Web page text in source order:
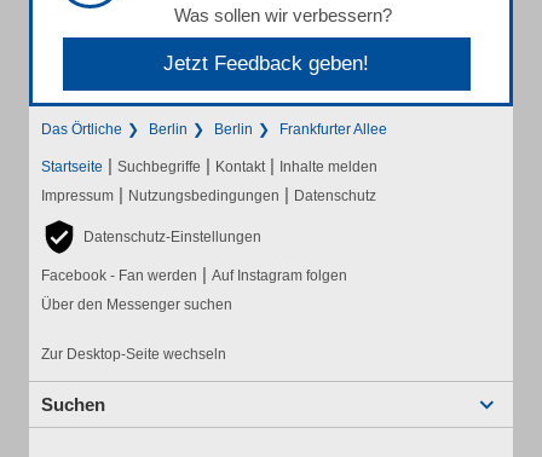
Was sollen wir verbessern?
Jetzt Feedback geben!
Das Örtliche Berlin Berlin Frankfurter Allee
Startseite | Suchbegriffe | Kontakt | Inhalte melden
Impressum | Nutzungsbedingungen | Datenschutz
Datenschutz-Einstellungen
Facebook - Fan werden | Auf Instagram folgen
Über den Messenger suchen
Zur Desktop-Seite wechseln
Suchen